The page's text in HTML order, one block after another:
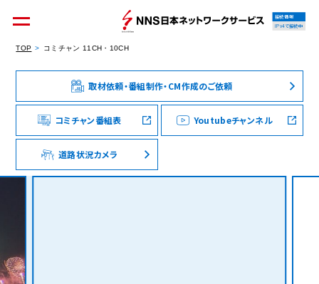
個人のお客様 集合住宅オーナーの方
法人のお客様 料金シミュレーション
接続情報
IPv4で接続中
TOP コミチャン 11CH・10CH
取材依頼・番組制作・CM作成のご依頼
コミチャン番組表 Youtubeチャンネル
道路状況カメラ